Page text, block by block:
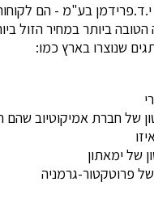
י.ד.פרידמן בע"מ - הם
ביותר במחיר הזול
שנוצרו בארץ כמו:
של חברת אמיקוטיוב שהם
של ימאתון
פרוטקטור-גרמניה